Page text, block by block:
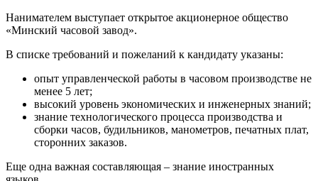
Нанимателем выступает открытое акционерное общество
«Минский часовой завод».
В списке требований и пожеланий к кандидату указаны:
опыт управленческой работы в часовом производстве не
менее 5 лет;
высокий уровень экономических и инженерных знаний;
знание технологического процесса производства и
сборки часов, будильников, манометров, печатных плат,
сторонних заказов.
Еще одна важная составляющая – знание иностранных